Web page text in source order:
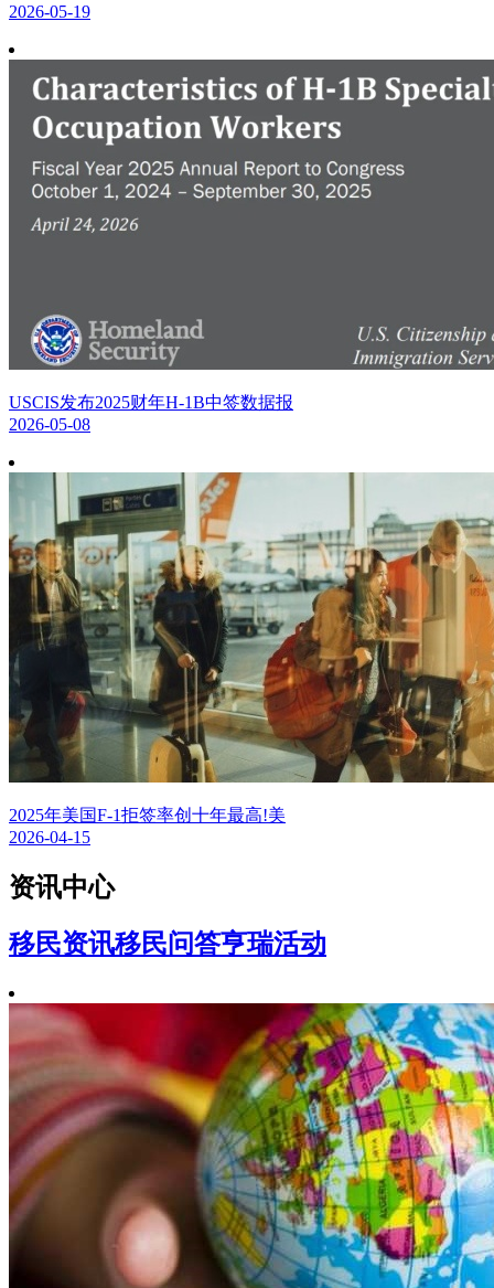
2026-05-19
USCIS发布2025财年H-1B中签数据报
2026-05-08
2025年美国F-1拒签率创十年最高!美
2026-04-15
资讯中心
移民资讯移民问答亨瑞活动